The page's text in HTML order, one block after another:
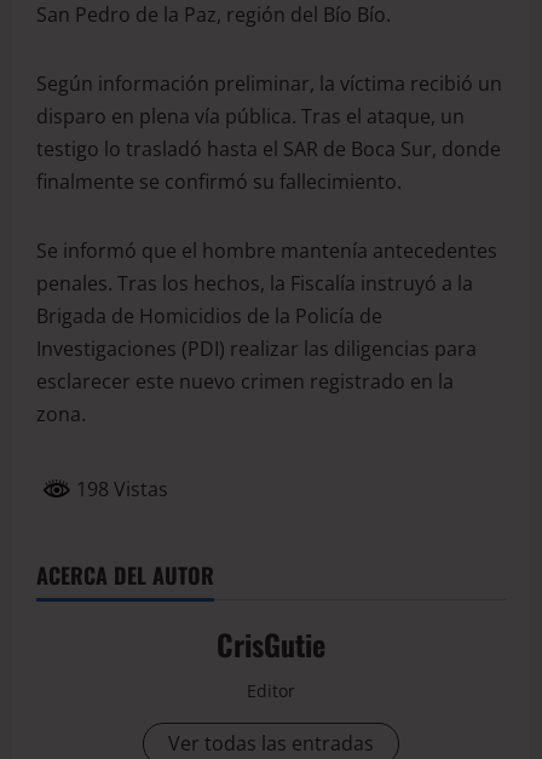
San Pedro de la Paz, región del Bío Bío.
Según información preliminar, la víctima recibió un
disparo en plena vía pública. Tras el ataque, un
testigo lo trasladó hasta el SAR de Boca Sur, donde
finalmente se confirmó su fallecimiento.
Se informó que el hombre mantenía antecedentes
penales. Tras los hechos, la Fiscalía instruyó a la
Brigada de Homicidios de la Policía de
Investigaciones (PDI) realizar las diligencias para
esclarecer este nuevo crimen registrado en la
zona.
198 Vistas
ACERCA DEL AUTOR
CrisGutie
Editor
Ver todas las entradas